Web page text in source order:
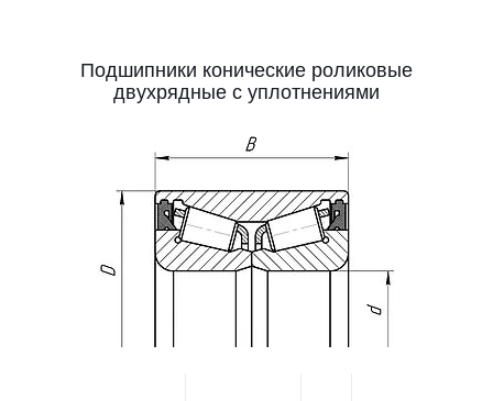
Подшипники конические роликовые
двухрядные с уплотнениями